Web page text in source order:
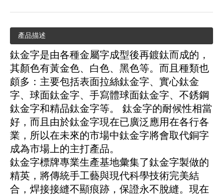
產品描述
鈦金字是由各種金屬字成型後再鍍鈦而成的，
其顏色有黃金色、白色、黑色等。而且種類也
頗多：主要包括表面拉絲鈦金字、實心鈦金
字、球面鈦金字、手寫體球面鈦金字、不銹鋼
鈦金字和精品鈦金字等。 鈦金字的耐候性相當
好，而且由於鈦金字現在已廣泛應用在各行各
業，所以在未來的市場中鈦金字將會取代銅字
成為市場上的主打產品。
鈦金字標牌專業生產基地彙集了鈦金字製做的
精英，將傳統手工藝與現代科學技術完美結
合，焊接接縫不顯痕跡，保證永不脫縫。現在